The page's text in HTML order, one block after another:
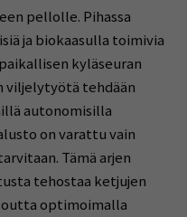
pellolle. Pihassa
ja biokaasulla toimivia
kyläseuran
viljelytyötä tehdään
autonomisilla
on varattu vain
Tämä arjen
tehostaa ketjujen
optimoimalla